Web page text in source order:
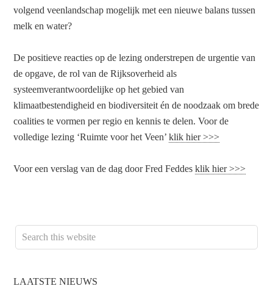
volgend veenlandschap mogelijk met een nieuwe balans tussen
melk en water?
De positieve reacties op de lezing onderstrepen de urgentie van
de opgave, de rol van de Rijksoverheid als
systeemverantwoordelijke op het gebied van
klimaatbestendigheid en biodiversiteit én de noodzaak om brede
coalities te vormen per regio en kennis te delen. Voor de
volledige lezing ‘Ruimte voor het Veen’klik hier >>>
Voor een verslag van de dag door Fred Feddesklik hier >>>
LAATSTE NIEUWS